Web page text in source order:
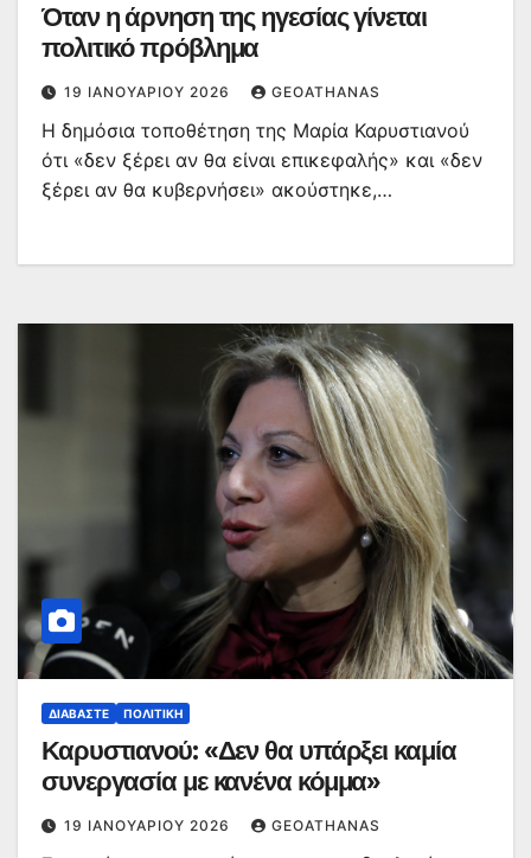
Όταν η άρνηση της ηγεσίας γίνεται
πολιτικό πρόβλημα
19 ΙΑΝΟΥΑΡΊΟΥ 2026 GEOATHANAS
Η δημόσια τοποθέτηση της Μαρία Καρυστιανού
ότι «δεν ξέρει αν θα είναι επικεφαλής» και «δεν
ξέρει αν θα κυβερνήσει» ακούστηκε,…
ΔΙΑΒΆΣΤΕ ΠΟΛΙΤΙΚΉ
Καρυστιανού: «Δεν θα υπάρξει καμία
συνεργασία με κανένα κόμμα»
19 ΙΑΝΟΥΑΡΊΟΥ 2026 GEOATHANAS